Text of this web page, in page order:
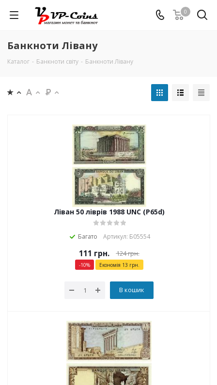
0
Банкноти Лівану
Каталог - Банкноти світу - Банкноти Лівану
Ліван 50 ліврів 1988 UNC (P65d)
Багато Артикул: Б05554
111 грн. 124грн.
-10% Економія 13 грн.
В кошик